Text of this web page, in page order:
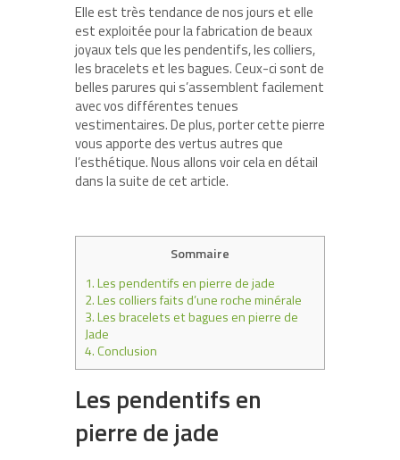
Elle est très tendance de nos jours et elle
est exploitée pour la fabrication de beaux
joyaux tels que les pendentifs, les colliers,
les bracelets et les bagues. Ceux-ci sont de
belles parures qui s’assemblent facilement
avec vos différentes tenues
vestimentaires. De plus, porter cette pierre
vous apporte des vertus autres que
l’esthétique. Nous allons voir cela en détail
dans la suite de cet article.
Sommaire
1.Les pendentifs en pierre de jade
2.Les colliers faits d’une roche minérale
3.Les bracelets et bagues en pierre de
Jade
4.Conclusion
Les pendentifs en
pierre de jade